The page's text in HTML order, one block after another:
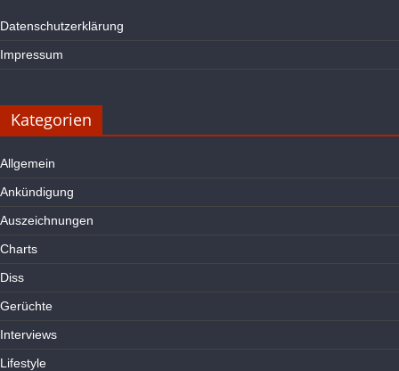
Datenschutzerklärung
Impressum
Kategorien
Allgemein
Ankündigung
Auszeichnungen
Charts
Diss
Gerüchte
Interviews
Lifestyle